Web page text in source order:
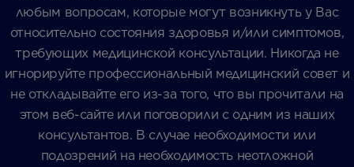
любым вопросам, которые могут возникнуть у Вас
относительно состояния здоровья и/или симптомов,
требующих медицинской консультации. Никогда не
игнорируйте профессиональный медицинский совет и
не откладывайте его из-за того, что вы прочитали на
этом веб-сайте или поговорили с одним из наших
консультантов. В случае необходимости или
подозрений на необходимость неотложной